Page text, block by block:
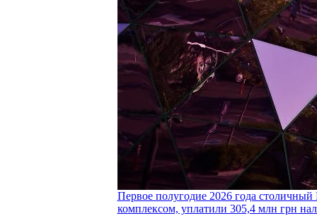
Первое полугодие 2026 года
комплексом, уплатили 305,4 млн грн